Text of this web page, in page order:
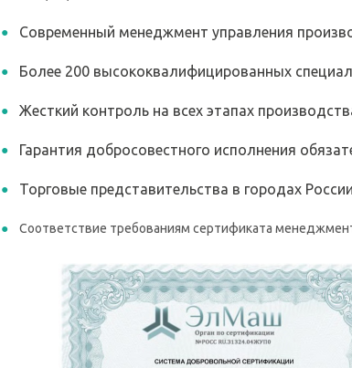
Современный менеджмент управления
Более 200 высококвалифицированных
Жесткий контроль на всех этапах
Гарантия добросовестного исполнения
Торговые представительства в городах
Соответствие требованиям сертификата